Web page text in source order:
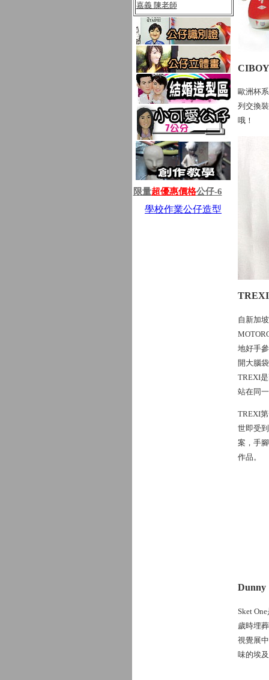
嘉義 陳老師
限量超優惠價格公仔-6
學校作業公仔造型
歐洲杯
列交換
哦！
TREXI
自新加
地好手
開大腦
TREXI
站在同
TREXI
世即受
案，手
作品。
Dunny
Sket
歲時埋
視覺展
味的埃